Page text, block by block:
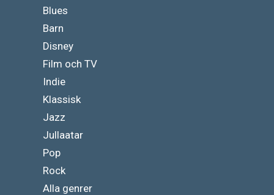
Blues
Barn
Disney
Film och TV
Indie
Klassisk
Jazz
Jullaatar
Pop
Rock
Alla genrer